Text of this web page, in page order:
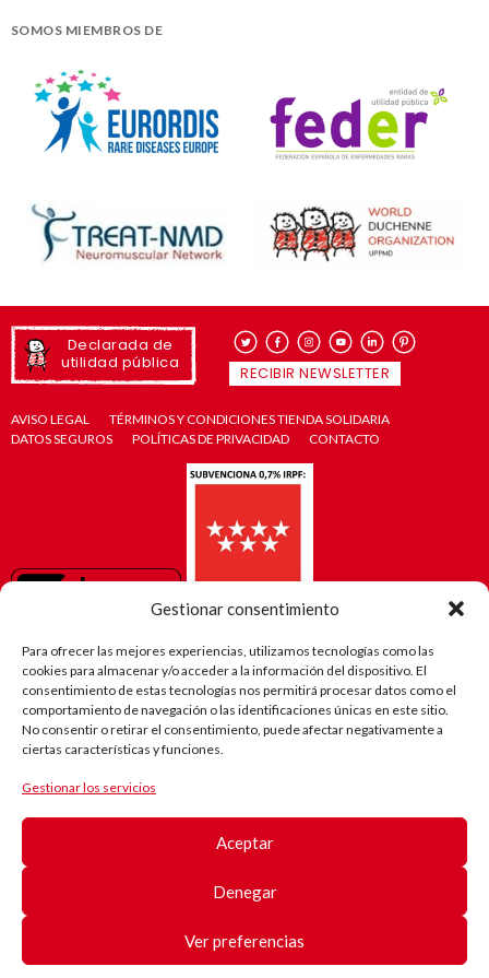
Gestionar consentimiento
Para ofrecer las mejores experiencias, utilizamos tecnologías como las
cookies para almacenar y/o acceder a la información del dispositivo. El
consentimiento de estas tecnologías nos permitirá procesar datos como el
comportamiento de navegación o las identificaciones únicas en este sitio.
No consentir o retirar el consentimiento, puede afectar negativamente a
ciertas características y funciones.
Gestionar los servicios
Aceptar
Denegar
Ver preferencias
SOMOS MIEMBROS DE
Declarada de
utilidad pública
RECIBIR NEWSLETTER
AVISO LEGAL
TÉRMINOS Y CONDICIONES TIENDA SOLIDARIA
DATOS SEGUROS
POLÍTICAS DE PRIVACIDAD CONTACTO
El camino